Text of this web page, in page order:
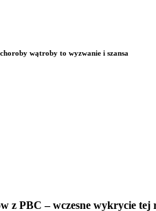
wątroby to wyzwanie i szansa
z PBC – wczesne wykrycie